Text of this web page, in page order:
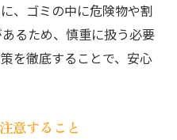
、ゴミの中に危険物や割
るため、慎重に扱う必要
を徹底することで、安心
意すること